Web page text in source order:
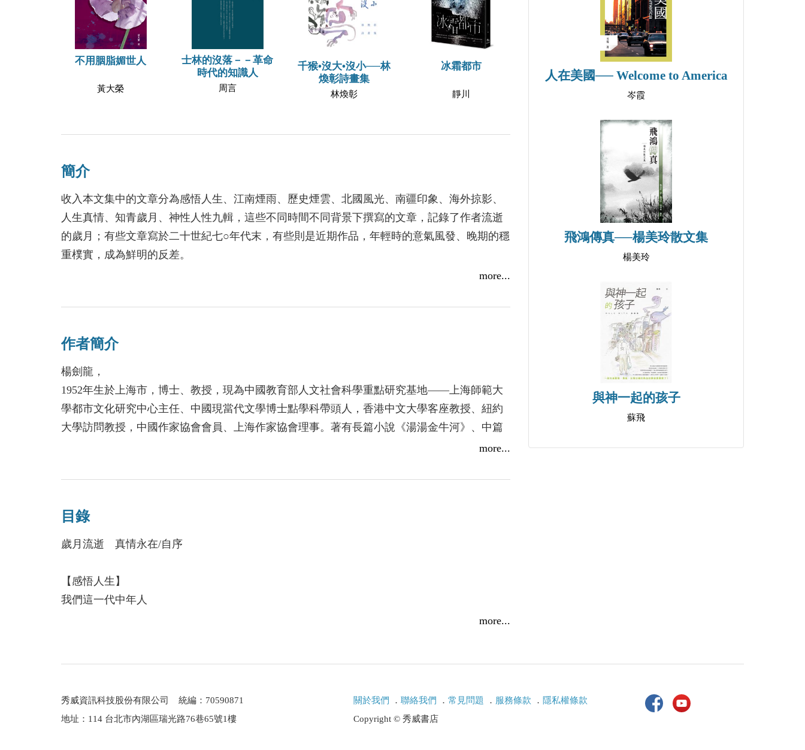
不用胭脂媚世人
黃大榮
士林的沒落－－革命
時代的知識人
周言
千猴•沒大•沒小──林
煥彰詩畫集
林煥彰
冰霜都市
靜川
簡介
收入本文集中的文章分為感悟人生、江南煙雨、歷史煙雲、北國風光、南疆印象、海外掠影、
人生真情、知青歲月、神性人性九輯，這些不同時間不同背景下撰寫的文章，記錄了作者流逝
的歲月；有些文章寫於二十世紀七○年代末，有些則是近期作品，年輕時的意氣風發、晚期的穩
重樸實，成為鮮明的反差。
more...
作者簡介
楊劍龍，
1952年生於上海市，博士、教授，現為中國教育部人文社會科學重點研究基地——上海師範大
學都市文化研究中心主任、中國現當代文學博士點學科帶頭人，香港中文大學客座教授、紐約
大學訪問教授，中國作家協會會員、上海作家協會理事。著有長篇小說《湯湯金牛河》、中篇
小說《租賃男友》、短篇小說《消失了的朦朧》等，學術著作《鄉土與悖論——魯迅研究新視
學》、《文化批判與文化認同》等。
more...
目錄
歲月流逝 真情永在/自序
【感悟人生】
我們這一代中年人
more...
人在美國── Welcome to America
岑霞
飛鴻傳真──楊美玲散文集
楊美玲
與神一起的孩子
蘇飛
秀威資訊科技股份有限公司 統編：70590871
地址：114 台北市內湖區瑞光路76巷65號1樓
關於我們 ． 聯絡我們 ． 常見問題 ． 服務條款 ． 隱私權條款
Copyright © 秀威書店